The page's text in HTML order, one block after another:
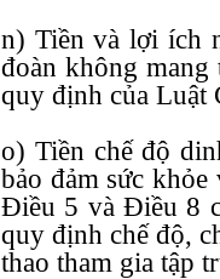
n) Tiền và lợi ích
đoàn không
quy định của Luật
o) Tiền chế độ
bảo đảm sức
Điều 5 và Điều 8
quy định chế độ,
thao tham gia tập